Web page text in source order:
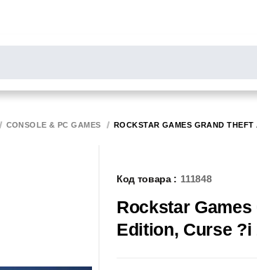
CONSOLE & PC GAMES ROCKSTAR GAMES GRAND
Код товара : 111848
Rockstar
Edition, Curse